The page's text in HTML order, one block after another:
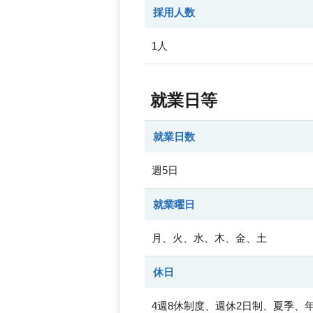
採用人数
1人
就業日等
就業日数
週5日
就業曜日
月、火、水、木、金、土
休日
4週8休制度、週休2日制、夏季、